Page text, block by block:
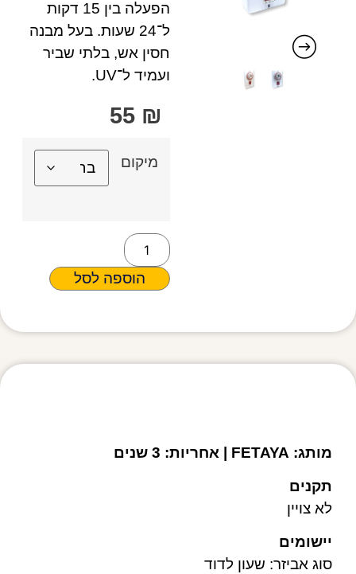
הפעלה בין 15 דקות
ל־24 שעות. בעל מבנה
חסין אש, בלתי שביר
ועמיד ל־UV.
55 ₪
מיקום
הוספה לסל
מותג: FETAYA | אחריות: 3 שנים
תקנים
לא צויין
יישומים
סוג אביזר: שעון לדוד